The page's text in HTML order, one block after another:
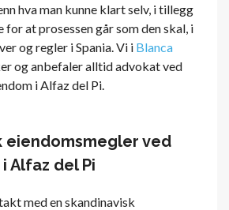
hva man kunne klart selv, i tillegg
for at prosessen går som den skal, i
og regler i Spania. Vi i Blanca
og anbefaler alltid advokat ved
i Alfaz del Pi.
eiendomsmegler ved
Alfaz del Pi
med en skandinavisk